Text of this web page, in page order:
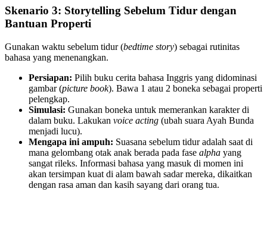
Skenario 3: Storytelling Sebelum Tidur dengan
Bantuan Properti
Gunakan waktu sebelum tidur (bedtime story) sebagai rutinitas
bahasa yang menenangkan.
Persiapan: Pilih buku cerita bahasa Inggris yang didominasi
gambar (picture book). Bawa 1 atau 2 boneka sebagai properti
pelengkap.
Simulasi: Gunakan boneka untuk memerankan karakter di
dalam buku. Lakukan voice acting (ubah suara Ayah Bunda
menjadi lucu).
Mengapa ini ampuh: Suasana sebelum tidur adalah saat di
mana gelombang otak anak berada pada fase alpha yang
sangat rileks. Informasi bahasa yang masuk di momen ini
akan tersimpan kuat di alam bawah sadar mereka, dikaitkan
dengan rasa aman dan kasih sayang dari orang tua.